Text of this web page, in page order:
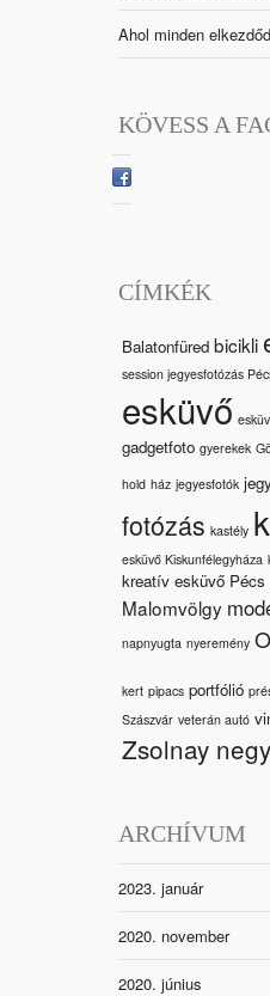
Ahol minden
KÖVESS A
CÍMKÉK
Balatonfüred bicikli
session jegyesfotózás
esküvő
gadgetfoto gyerekek
hold ház jegyesfotók
fotózás kastély
esküvő Kiskunfélegyháza
kreatív esküvő Pécs
Malomvölgy
napnyugta nyeremény
kert pipacs portfólió
Szászvár veterán autó
Zsolnay
ARCHÍVUM
2023. január
2020. november
2020. június